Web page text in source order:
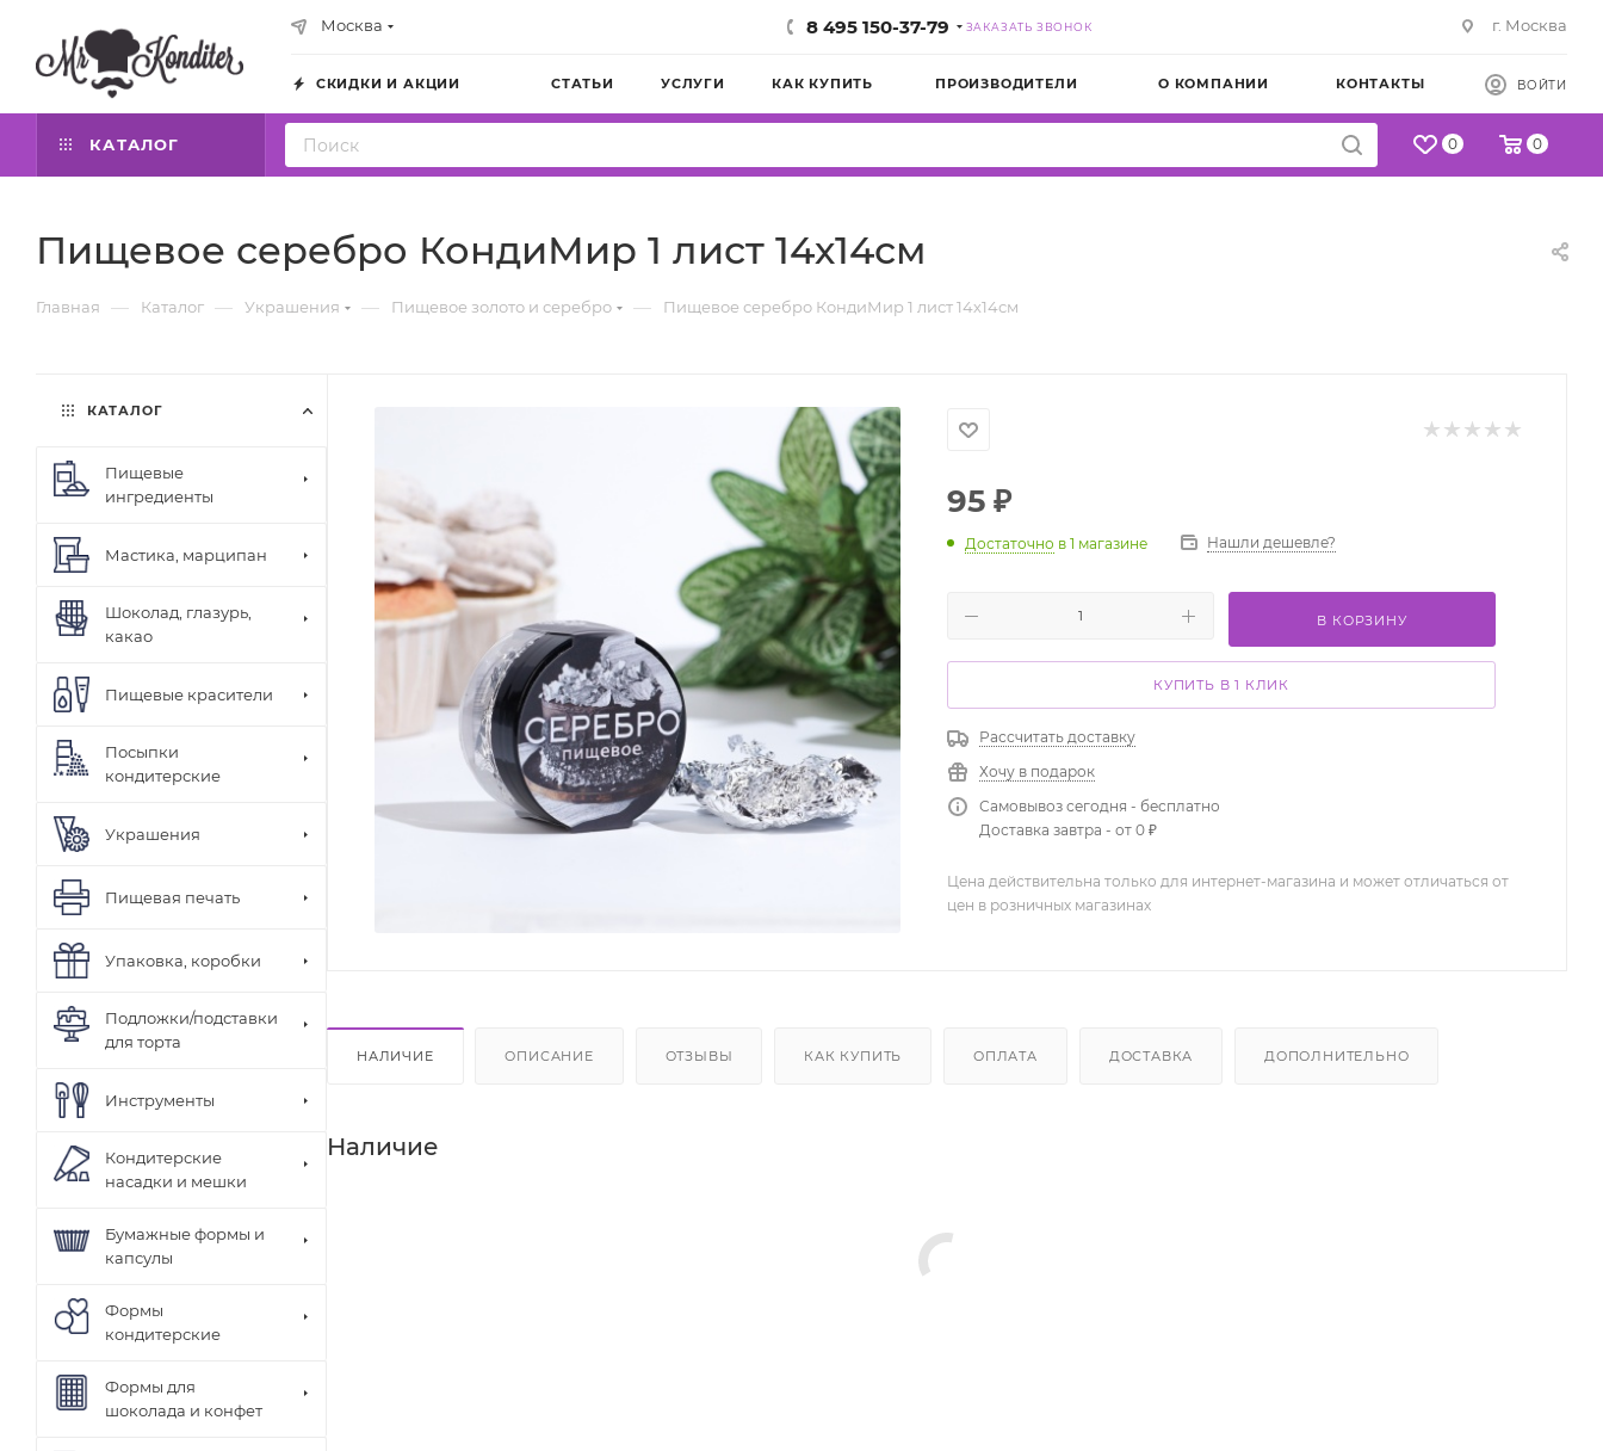
Москва 8 495 150-37-79 ЗАКАЗАТЬ ЗВОНОК г. Москва
СКИДКИ И АКЦИИ СТАТЬИ УСЛУГИ КАК КУПИТЬ ПРОИЗВОДИТЕЛИ О КОМПАНИИ КОНТАКТЫ ВОЙТИ
КАТАЛОГ 0 0
Пищевое серебро КондиМир 1 лист 14х14см
Главная — Каталог — Украшения — Пищевое золото и серебро — Пищевое серебро КондиМир 1 лист 14х14см
95 ₽
Достаточно в 1 магазине Нашли дешевле?
В КОРЗИНУ
КУПИТЬ В 1 КЛИК
Рассчитать доставку
Хочу в подарок
Самовывоз сегодня - бесплатно
Доставка завтра - от 0 ₽
Цена действительна только для интернет-магазина и может отличаться от
цен в розничных магазинах
НАЛИЧИЕ ОПИСАНИЕ ОТЗЫВЫ КАК КУПИТЬ ОПЛАТА ДОСТАВКА ДОПОЛНИТЕЛЬНО
Наличие
КАТАЛОГ
Пищевые
ингредиенты
Мастика, марципан
Шоколад, глазурь,
какао
Пищевые красители
Посыпки
кондитерские
Украшения
Пищевая печать
Упаковка, коробки
Подложки/подставки
для торта
Инструменты
Кондитерские
насадки и мешки
Бумажные формы и
капсулы
Формы
кондитерские
Формы для
шоколада и конфет